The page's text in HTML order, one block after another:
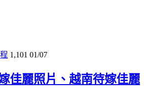
1,101 01/07
佳麗照片、越南待嫁佳麗